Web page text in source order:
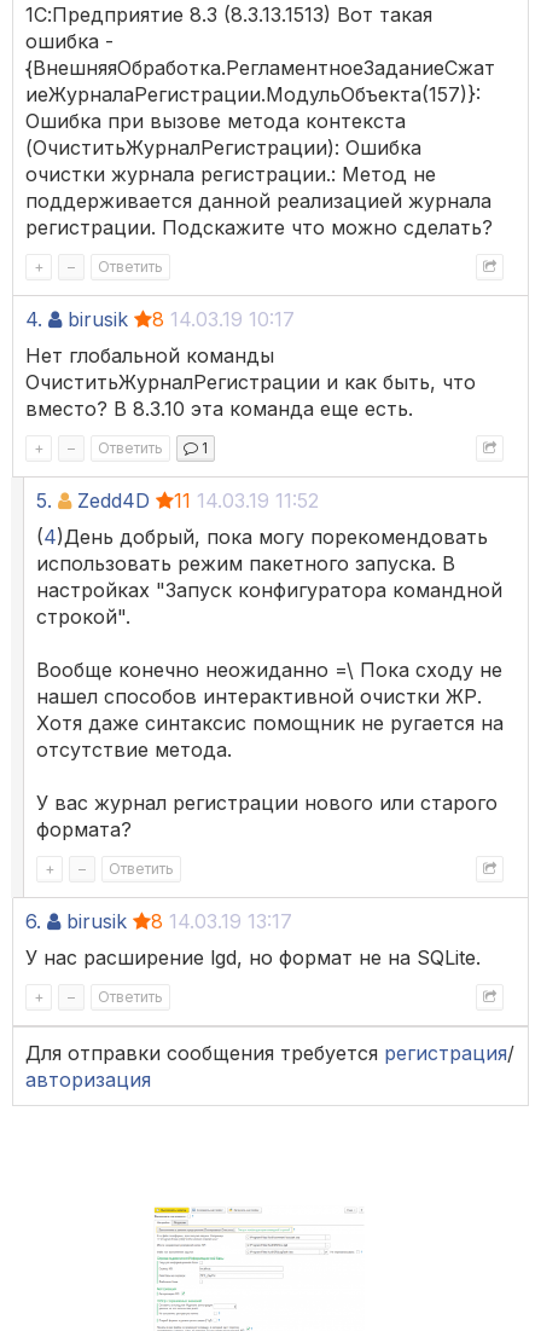
1С:Предприятие 8.3 (8.3.13.1513) Вот такая
ошибка -
{ВнешняяОбработка.РегламентноеЗаданиеСжат
иеЖурналаРегистрации.МодульОбъекта(157)}:
Ошибка при вызове метода контекста
(ОчиститьЖурналРегистрации): Ошибка
очистки журнала регистрации.: Метод не
поддерживается данной реализацией журнала
регистрации. Подскажите что можно сделать?
+ – Ответить
4. birusik 8 14.03.19 10:17
Нет глобальной команды
ОчиститьЖурналРегистрации и как быть, что
вместо? В 8.3.10 эта команда еще есть.
+ – Ответить 1
5. Zedd4D 11 14.03.19 11:52
(4)День добрый, пока могу порекомендовать
использовать режим пакетного запуска. В
настройках "Запуск конфигуратора командной
строкой".
Вообще конечно неожиданно =\ Пока сходу не
нашел способов интерактивной очистки ЖР.
Хотя даже синтаксис помощник не ругается на
отсутствие метода.
У вас журнал регистрации нового или старого
формата?
+ – Ответить
6. birusik 8 14.03.19 13:17
У нас расширение lgd, но формат не на SQLite.
+ – Ответить
Для отправки сообщения требуется регистрация/
авторизация